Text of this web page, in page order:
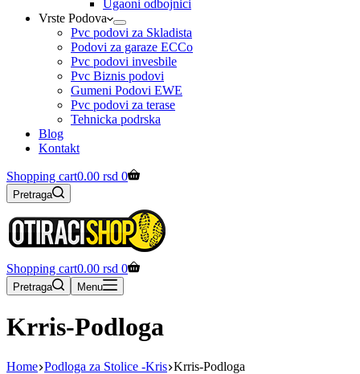
Ugaoni odbojnici
Vrste Podova
Pvc podovi za Skladista
Podovi za garaze ECCo
Pvc podovi invesbile
Pvc Biznis podovi
Gumeni Podovi EWE
Pvc podovi za terase
Tehnicka podrska
Blog
Kontakt
Shopping cart0.00 rsd 0
Pretraga
Shopping cart0.00 rsd 0
Pretraga Menu
Krris-Podloga
Home Podloga za Stolice -Kris Krris-Podloga